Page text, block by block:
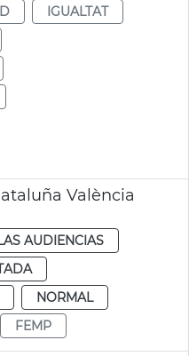
IGUALTAT
València
AUDIENCIAS
NORMAL
FEMP